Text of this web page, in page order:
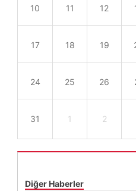
10 11 12
17 18 19
24 25 26
31 1 2
Diğer Haberler